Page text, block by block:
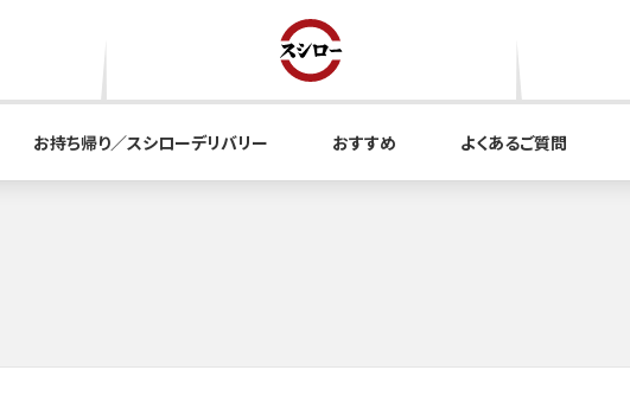
お持ち帰り／スシローデリバリー おすすめ よくあるご質問